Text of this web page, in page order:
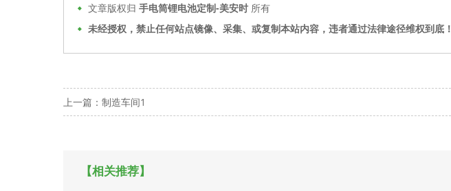
文章版权归 手电筒锂电池定制-美安时 所有
未经授权，禁止任何站点镜像、采集、或复制本站内容，违者通过法律途径维权到底！
上一篇： 制造车间1
【相关推荐】